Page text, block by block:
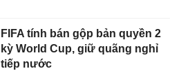
FIFA tính bán gộp bản quyền 2
kỳ World Cup, giữ quãng nghỉ
tiếp nước